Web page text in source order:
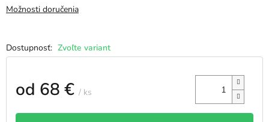
Zvoľte variant
Možnosti doručenia
od 68 € / ks